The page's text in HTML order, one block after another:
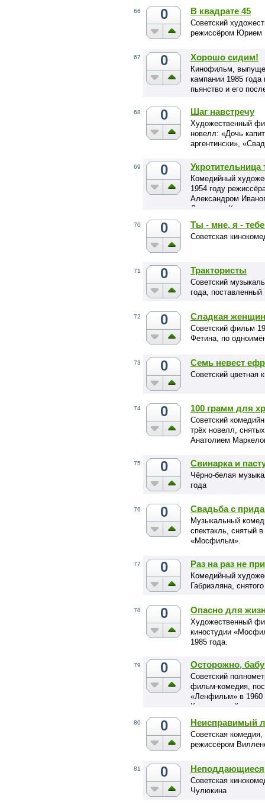
66 0 В квадрате 45
Советский
режиссёром Юрием
67 0 Хорошо сидим!
Кинофильм,
кампании 1985
пьянство и его
68 0 Шаг навстречу
Художественный
новелл: «Дочь
аргентински»,
69 0 Укротительница
Комедийный
1954 году
Александром
Людмилы
70 0 Ты - мне, я -
Советская
71 0 Трактористы
Советский
года,
72 0 Сладкая
Советский фильм
Фетина, по
73 0 Семь невест
Советский цветная
74 0 100 грамм для
Советский
трёх новелл,
Анатолием
75 0 Свинарка и
Чёрно-белая
года
76 0 Свадьба с
Музыкальный
спектакль, снятый
«Мосфильм».
77 0 Раз на раз не
Комедийный
Габриэляна,
78 0 Опасно для
Художественный
киностудии
1985 года.
79 0 Осторожно,
Советский
фильм-комедия,
«Ленфильм» в 1960
Кошеверовой.
80 0 Неисправимый
Советская
режиссёром
81 0 Неподдающиеся
Советская
Чулюкина